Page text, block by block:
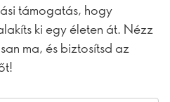
támogatás, hogy
ki egy életen át. Nézz
ma, és biztosítsd az